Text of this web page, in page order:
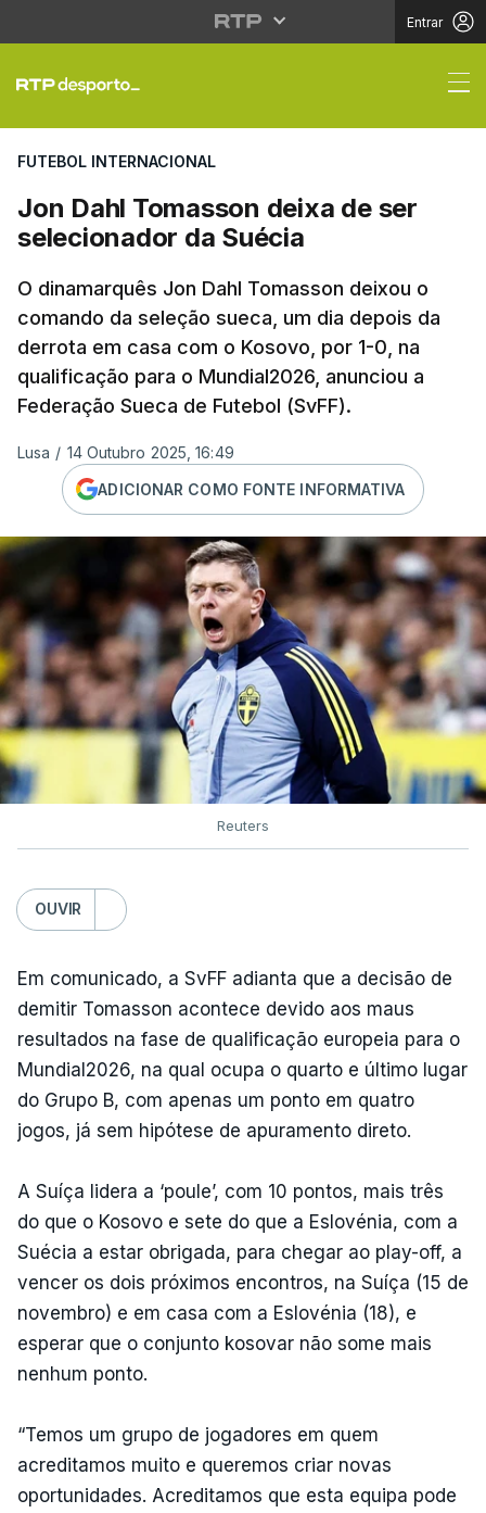
Entrar
Jon Dahl Tomasson
FUTEBOL INTERNACIONAL
Jon Dahl Tomasson deixa de ser
selecionador da Suécia
O dinamarquês Jon Dahl Tomasson deixou o
comando da seleção sueca, um dia depois da
derrota em casa com o Kosovo, por 1-0, na
qualificação para o Mundial2026, anunciou a
Federação Sueca de Futebol (SvFF).
Lusa / 14 Outubro 2025, 16:49
ADICIONAR COMO FONTE INFORMATIVA
Reuters
OUVIR
Em comunicado, a SvFF adianta que a decisão de
demitir Tomasson acontece devido aos maus
resultados na fase de qualificação europeia para o
Mundial2026, na qual ocupa o quarto e último lugar
do Grupo B, com apenas um ponto em quatro
jogos, já sem hipótese de apuramento direto.
A Suíça lidera a ‘poule’, com 10 pontos, mais três
do que o Kosovo e sete do que a Eslovénia, com a
Suécia a estar obrigada, para chegar ao play-off, a
vencer os dois próximos encontros, na Suíça (15 de
novembro) e em casa com a Eslovénia (18), e
esperar que o conjunto kosovar não some mais
nenhum ponto.
“Temos um grupo de jogadores em quem
acreditamos muito e queremos criar novas
oportunidades. Acreditamos que esta equipa pode